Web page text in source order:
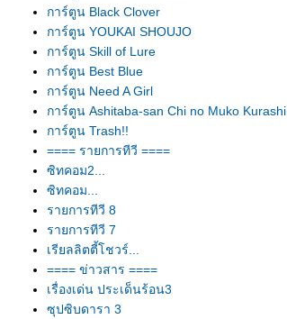
การ์ตูน Black Clover
การ์ตูน YOUKAI SHOUJO
การ์ตูน Skill of Lure
การ์ตูน Best Blue
การ์ตูน Need A Girl
การ์ตูน Ashitaba-san Chi no Muko Kurashi
การ์ตูน Trash!!
==== รายการทีวี ====
ซิทคอม2...
ซิทคอม...
รายการทีวี 8
รายการทีวี 7
เรียลลิตตี้โชวร์...
==== ข่าวสาร ====
เรื่องเด่น ประเด็นร้อน3
ซุปซิบดารา 3